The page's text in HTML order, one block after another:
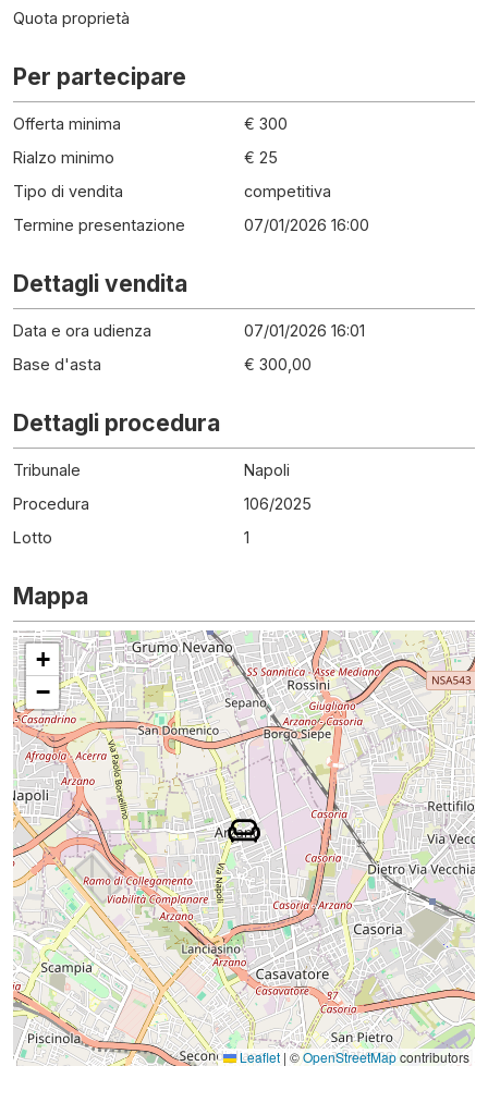
Quota proprietà
Per partecipare
Offerta minima
€ 300
Rialzo minimo
€ 25
Tipo di vendita
competitiva
Termine presentazione
07/01/2026 16:00
Dettagli vendita
Data e ora udienza
07/01/2026 16:01
Base d'asta
€ 300,00
Dettagli procedura
Tribunale
Napoli
Procedura
106/2025
Lotto
1
Mappa
+
−
Leaflet | ©OpenStreetMapcontributors